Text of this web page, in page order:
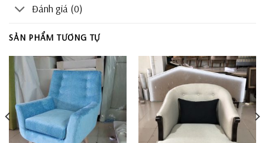
Đánh giá (0)
SẢN PHẨM TƯƠNG TỰ